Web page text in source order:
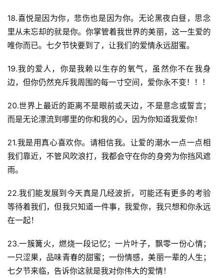
18.喜悦是因为你，悲伤也是因为你。无论黑夜白昼，思念
里从未忘却的就是你。你掌管着我世界的美丽，这一生爱的
唯你而已。七夕节快要到了，让我们的爱情永远甜蜜。
19.我的爱人，你是我赖以生存的氧气，虽然你不在我身
边，但你仍然充斥我周围的每一寸空间，爱你永不变！！！
20.世界上最近的距离不是眼前或天边，不是意念或誓言；
而是无论漂流到哪里的你和我的心，因为你知道我爱你！
21.我是用真心喜欢你。请相信我。让爱的潮水一点一点相
我们靠近，不管风吹浪打，我都会守在你的身旁为你挡风遮
雨。
22.我们能发展到今天真是几经波折，可能还有更多的考验
等待着我们，但我只知道一件事，我爱你，我只想和你永远
在一起！
23.一簇篝火，燃烧一段记忆；一片叶子，飘零一份心情；
一只涩果，品味青春的甜蜜；一份情感，美丽一辈的人生；
七夕节来临，告诉你这就是我对你伟大的爱情！